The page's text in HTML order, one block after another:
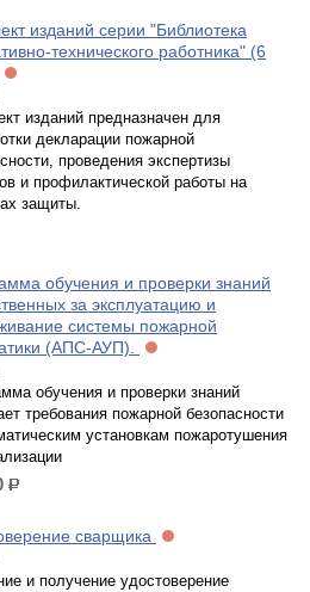
изданий серии "Библиотека
технического работника" (6
изданий предназначен для
декларации пожарной
проведения экспертизы
и профилактической работы на
защиты.
обучения и проверки знаний
за эксплуатацию и
системы пожарной
(АПС-АУП).
обучения и проверки знаний
требования пожарной безопасности
установкам пожаротушения
р.
сварщика
и получение удостоверение